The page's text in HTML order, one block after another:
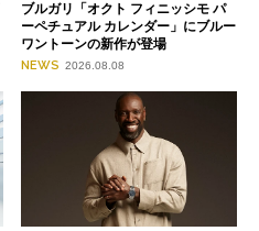
ブルガリ「オクト フィニッシモ パ
ーペチュアル カレンダー」にブルー
ワントーンの新作が登場
NEWS 2026.08.08